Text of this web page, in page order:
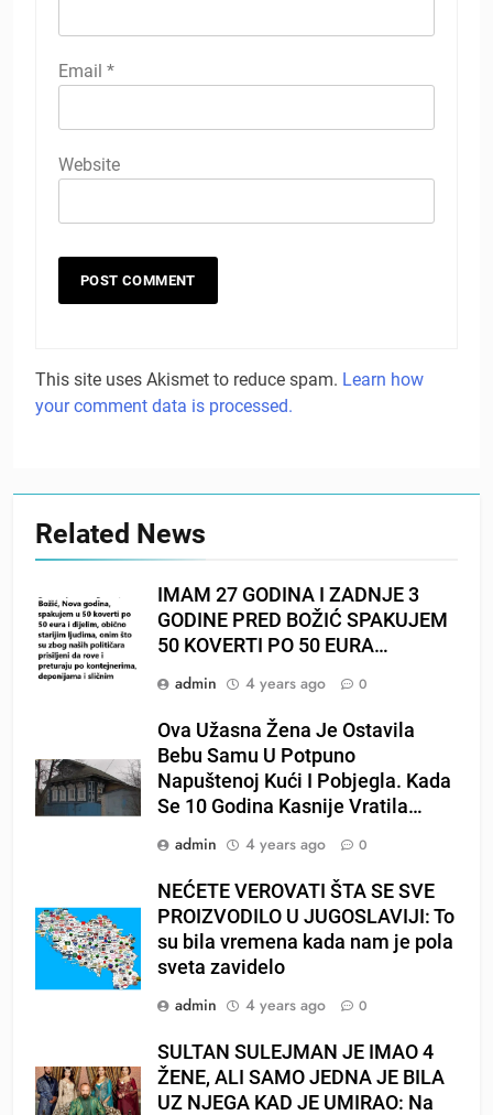
Email *
Website
This site uses Akismet to reduce spam. Learn how
your comment data is processed.
Related News
IMAM 27 GODINA I ZADNJE 3
GODINE PRED BOŽIĆ SPAKUJEM
50 KOVERTI PO 50 EURA…
admin
4 years ago 0
Ova Užasna Žena Je Ostavila
Bebu Samu U Potpuno
Napuštenoj Kući I Pobjegla. Kada
Se 10 Godina Kasnije Vratila…
admin
4 years ago 0
NEĆETE VEROVATI ŠTA SE SVE
PROIZVODILO U JUGOSLAVIJI: To
su bila vremena kada nam je pola
sveta zavidelo
admin
4 years ago 0
SULTAN SULEJMAN JE IMAO 4
ŽENE, ALI SAMO JEDNA JE BILA
UZ NJEGA KAD JE UMIRAO: Na